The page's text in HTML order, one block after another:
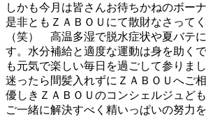
しかも今月は皆さんお待ちかねのボー
是非ともＺＡＢＯＵにて散財なさって
（笑） 高温多湿で脱水症状や夏バテ
す。水分補給と適度な運動は身を助く
も元気で楽しい毎日を過ごして参りま
迷ったら間髪入れずにＺＡＢＯＵへご
優しきＺＡＢＯＵのコンシェルジュど
ご一緒に解決すべく精いっぱいの努力